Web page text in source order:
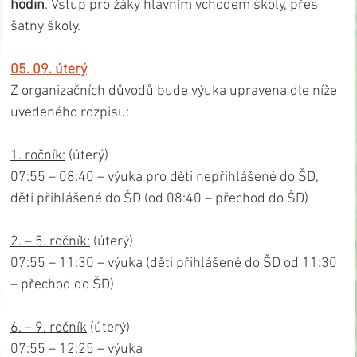
hodin. Vstup pro žáky hlavním vchodem školy, přes
šatny školy.
05. 09. úterý
Z organizačních důvodů bude výuka upravena dle níže
uvedeného rozpisu:
1. ročník: (úterý)
07:55 – 08:40 – výuka pro děti nepřihlášené do ŠD,
děti přihlášené do ŠD (od 08:40 – přechod do ŠD)
2. – 5. ročník: (úterý)
07:55 – 11:30 – výuka (děti přihlášené do ŠD od 11:30
– přechod do ŠD)
6. – 9. ročník (úterý)
07:55 – 12:25 – výuka